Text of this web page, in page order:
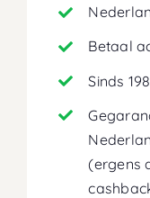
Betaal
Sinds
(ergens